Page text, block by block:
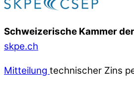
Schweizerische Kammer
skpe.ch
Mitteilung technischer Zins